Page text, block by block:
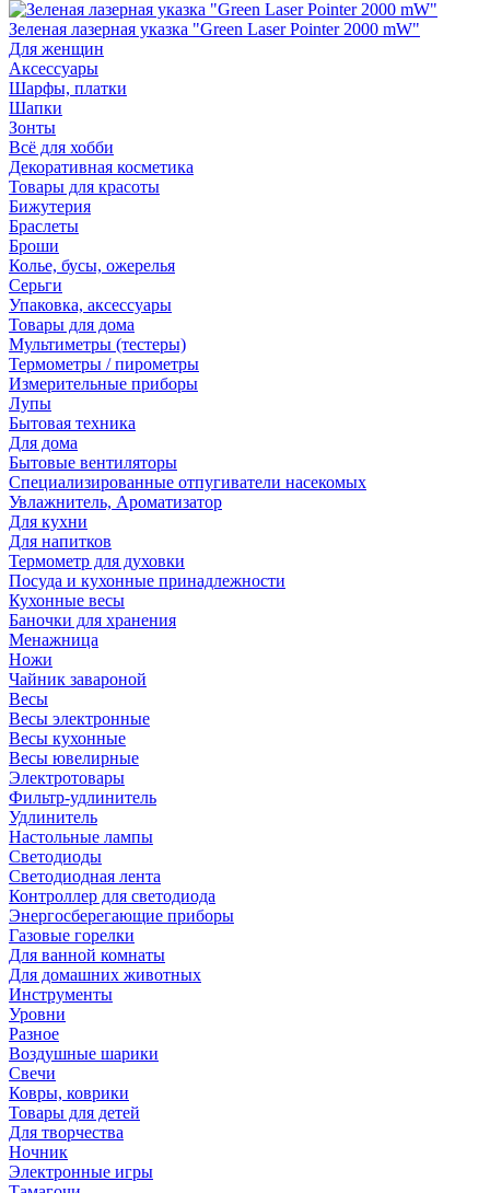
Зеленая лазерная указка "Green Laser Pointer 2000 mW"
Для женщин
Аксессуары
Шарфы, платки
Шапки
Зонты
Всё для хобби
Декоративная косметика
Товары для красоты
Бижутерия
Браслеты
Броши
Колье, бусы, ожерелья
Серьги
Упаковка, аксессуары
Товары для дома
Мультиметры (тестеры)
Термометры / пирометры
Измерительные приборы
Лупы
Бытовая техника
Для дома
Бытовые вентиляторы
Специализированные отпугиватели насекомых
Увлажнитель, Ароматизатор
Для кухни
Для напитков
Термометр для духовки
Посуда и кухонные принадлежности
Кухонные весы
Баночки для хранения
Менажница
Ножи
Чайник завароной
Весы
Весы электронные
Весы кухонные
Весы ювелирные
Электротовары
Фильтр-удлинитель
Удлинитель
Настольные лампы
Светодиоды
Светодиодная лента
Контроллер для светодиода
Энергосберегающие приборы
Газовые горелки
Для ванной комнаты
Для домашних животных
Инструменты
Уровни
Разное
Воздушные шарики
Свечи
Ковры, коврики
Товары для детей
Для творчества
Ночник
Электронные игры